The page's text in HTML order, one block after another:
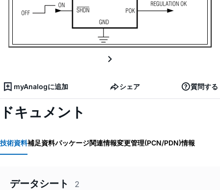
myAnalogに追加 シェア 質問する
ドキュメント
技術資料補足資料パッケージ関連情報変更管理(PCN/PDN)情報
データシート 2